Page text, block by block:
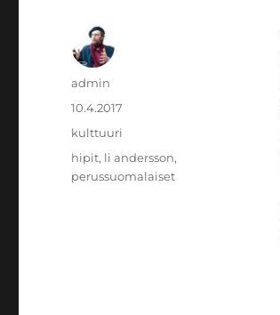
Kirjoittaja
admin
Julkaistu
10.4.2017
Kategoriat
kulttuuri
Avainsanat
hipit, li andersson,
perussuomalaiset